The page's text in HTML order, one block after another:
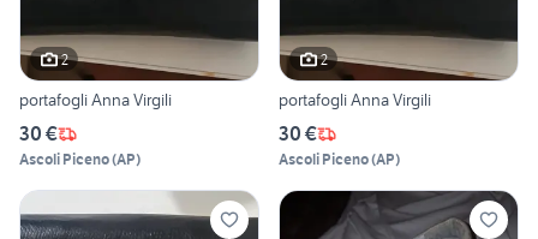
2
portafogli Anna Virgili
30 €
Ascoli Piceno(AP)
2
portafogli Anna Virgili
30 €
Ascoli Piceno(AP)